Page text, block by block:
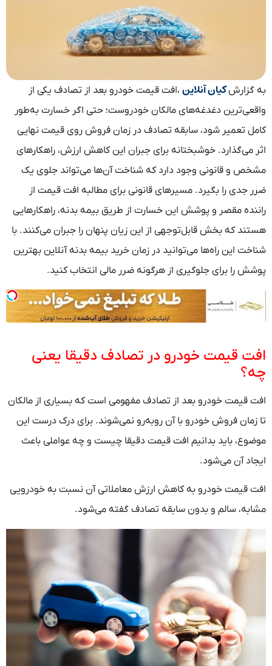
به گزارشکیان آنلاین ،افت قیمت خودرو بعد از تصادف یکی از
واقعی‌ترین دغدغه‌های مالکان خودروست؛ حتی اگر خسارت به‌طور
کامل تعمیر شود، سابقه تصادف در زمان فروش روی قیمت نهایی
اثر می‌گذارد. خوشبختانه برای جبران این کاهش ارزش، راهکارهای
مشخص و قانونی وجود دارد که شناخت آن‌ها می‌تواند جلوی یک
ضرر جدی را بگیرد. مسیرهای قانونی برای مطالبه افت قیمت از
راننده مقصر و پوشش این خسارت از طریق بیمه بدنه، راهکارهایی
هستند که بخش قابل‌توجهی از این زیان پنهان را جبران می‌کنند. با
شناخت این راه‌ها می‌توانید در زمان خرید بیمه بدنه آنلاین بهترین
پوشش را برای جلوگیری از هرگونه ضرر مالی انتخاب کنید.
افت قیمت خودرو در تصادف دقیقا یعنی
چه؟
افت قیمت خودرو بعد از تصادف مفهومی است که بسیاری از مالکان
تا زمان فروش خودرو با آن روبه‌رو نمی‌شوند. برای درک درست این
موضوع، باید بدانیم افت قیمت دقیقا چیست و چه عواملی باعث
ایجاد آن می‌شود.
افت قیمت خودرو به کاهش ارزش معاملاتی آن نسبت به خودرویی
مشابه، سالم و بدون سابقه تصادف گفته می‌شود.